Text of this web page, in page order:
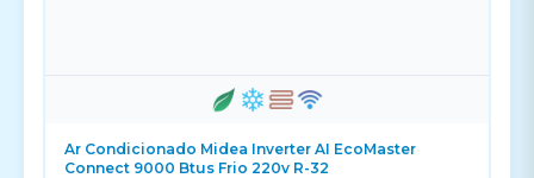
Ar Condicionado Midea Inverter AI EcoMaster
Connect 9000 Btus Frio 220v R-32